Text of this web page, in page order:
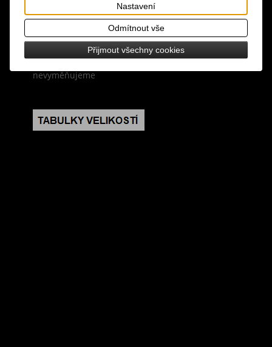
design: luxusní značkové designové ponožky
velikost: universální
poznámka: ponožky z hygienických důvodů
nevyměňujeme
Nastavení
Odmítnout vše
Přijmout všechny cookies